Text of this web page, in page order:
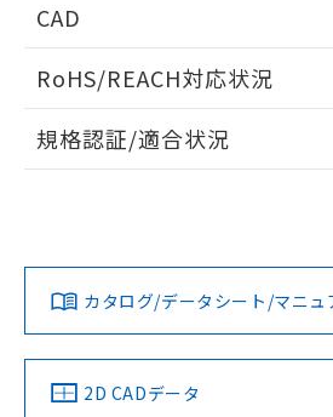
CAD
ドすることができます。
ログイン/会員登
ダウンロードデータをご利用いただく
みください。
ソフトウェアの使用条件
RoHS/REACH対応状況
EU RoHS 注意事項・凡例
対応済み
中国 RoHS 注意事項・凡例
規格認証/適合状況
カタログ/データシート/マニュ
2D CADデータ